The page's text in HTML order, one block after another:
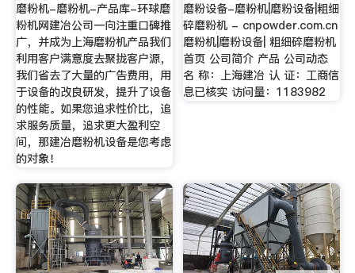
磨粉机-磨粉机-产品库-环球磨
粉机网建冶公司一向注重口碑推
广，并成为上海磨粉机产品我们
利用客户满意度去聚拢客户源，
我们省去了大量的广告费用，用
于设备的改良研发，提升了设备
的性能。如果您追求性价比，追
求服务质量，追求更大盈利空
间，那建冶磨粉机设备是您考虑
的对象！
磨粉设备-磨粉机|磨粉设备|粗细
碎磨粉机 - cnpowder.com.cn
磨粉机|磨粉设备| 粗细碎磨粉机
首页 公司简介 产品 公司动态
名 称：上海建冶 认 证：工商信
息已核实 访问量：1183982